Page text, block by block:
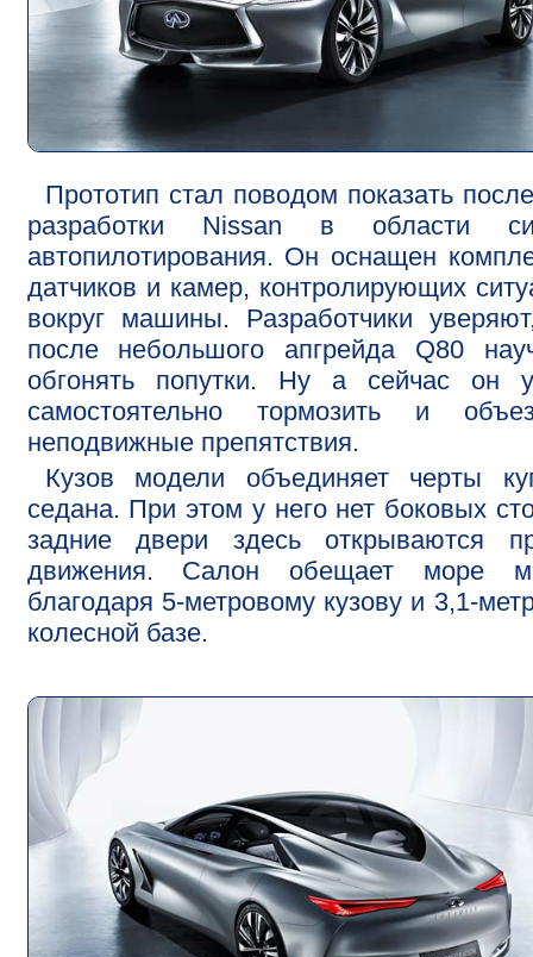
Прототип стал поводом показать
разработки Nissan в области
автопилотирования. Он оснащен
датчиков и камер, контролирующих
вокруг машины. Разработчики
после небольшого апгрейда Q80
обгонять попутки. Ну а сейчас он
самостоятельно тормозить и
неподвижные препятствия.
Кузов модели объединяет черты
седана. При этом у него нет боковых
задние двери здесь открываются
движения. Салон обещает море
благодаря 5-метровому кузову и 3,1-
колесной базе.